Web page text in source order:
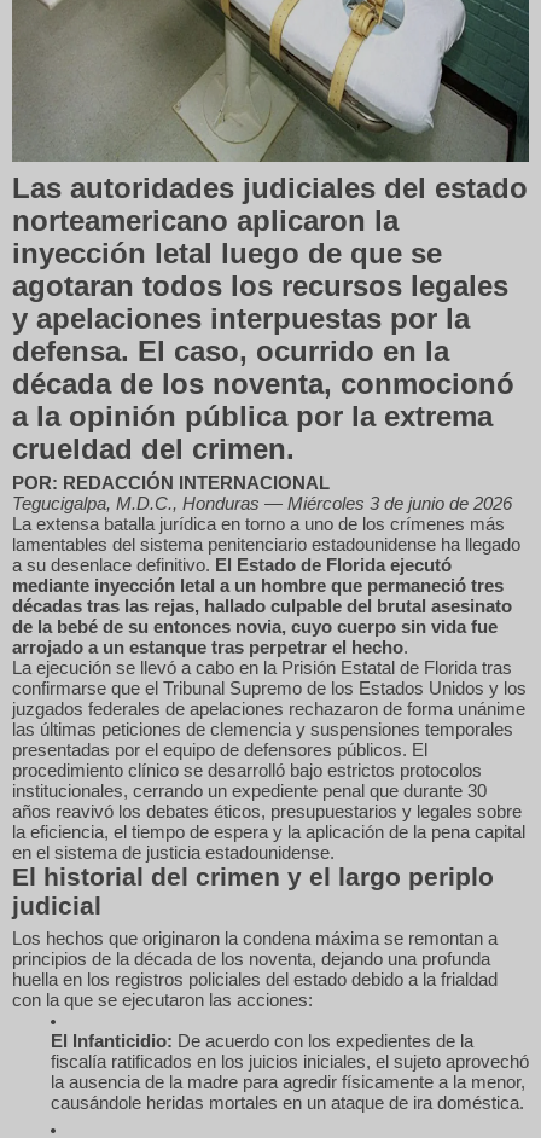
Las autoridades judiciales del estado
norteamericano aplicaron la
inyección letal luego de que se
agotaran todos los recursos legales
y apelaciones interpuestas por la
defensa. El caso, ocurrido en la
década de los noventa, conmocionó
a la opinión pública por la extrema
crueldad del crimen.
POR: REDACCIÓN INTERNACIONAL
Tegucigalpa, M.D.C., Honduras — Miércoles 3 de junio de 2026
La extensa batalla jurídica en torno a uno de los crímenes más
lamentables del sistema penitenciario estadounidense ha llegado
a su desenlace definitivo. El Estado de Florida ejecutó
mediante inyección letal a un hombre que permaneció tres
décadas tras las rejas, hallado culpable del brutal asesinato
de la bebé de su entonces novia, cuyo cuerpo sin vida fue
arrojado a un estanque tras perpetrar el hecho.
La ejecución se llevó a cabo en la Prisión Estatal de Florida tras
confirmarse que el Tribunal Supremo de los Estados Unidos y los
juzgados federales de apelaciones rechazaron de forma unánime
las últimas peticiones de clemencia y suspensiones temporales
presentadas por el equipo de defensores públicos. El
procedimiento clínico se desarrolló bajo estrictos protocolos
institucionales, cerrando un expediente penal que durante 30
años reavivó los debates éticos, presupuestarios y legales sobre
la eficiencia, el tiempo de espera y la aplicación de la pena capital
en el sistema de justicia estadounidense.
El historial del crimen y el largo periplo
judicial
Los hechos que originaron la condena máxima se remontan a
principios de la década de los noventa, dejando una profunda
huella en los registros policiales del estado debido a la frialdad
con la que se ejecutaron las acciones:
El Infanticidio: De acuerdo con los expedientes de la
fiscalía ratificados en los juicios iniciales, el sujeto aprovechó
la ausencia de la madre para agredir físicamente a la menor,
causándole heridas mortales en un ataque de ira doméstica.